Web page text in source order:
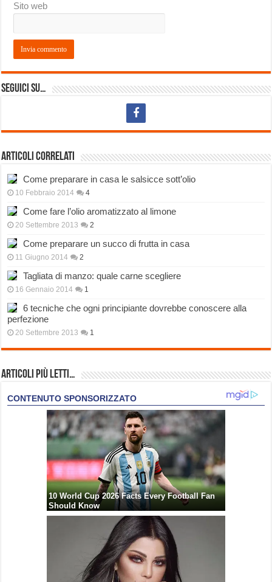
Sito web
Seguici su…
Articoli correlati
Come preparare in casa le salsicce sott’olio
10 Febbraio 2014 4
Come fare l’olio aromatizzato al limone
20 Settembre 2013 2
Come preparare un succo di frutta in casa
11 Giugno 2014 2
Tagliata di manzo: quale carne scegliere
16 Gennaio 2014 1
6 tecniche che ogni principiante dovrebbe conoscere alla
perfezione
20 Settembre 2013 1
Articoli più Letti…